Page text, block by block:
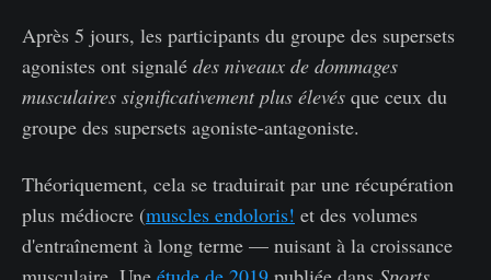
Après 5 jours, les participants du groupe des supersets
agonistes ont signalé des niveaux de dommages
musculaires significativement plus élevés que ceux du
groupe des supersets agoniste-antagoniste.
Théoriquement, cela se traduirait par une récupération
plus médiocre (muscles endoloris! et des volumes
d'entraînement à long terme — nuisant à la croissance